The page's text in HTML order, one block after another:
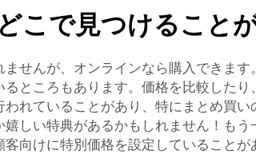
こで見つけること
せんが、オンラインなら購入できます
ところもあります。価格を比較した
れていることがあり、特にまとめ買
しい特典があるかもしれません！も
向けに特別価格を設定していること